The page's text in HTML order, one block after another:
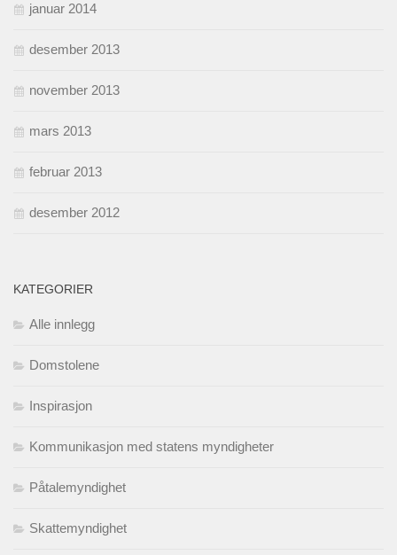
januar 2014
desember 2013
november 2013
mars 2013
februar 2013
desember 2012
KATEGORIER
Alle innlegg
Domstolene
Inspirasjon
Kommunikasjon med statens myndigheter
Påtalemyndighet
Skattemyndighet